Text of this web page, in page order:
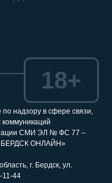
надзору в сфере связи,
СМИ ЭЛ № ФС 77 –
«БЕРДСК ОНЛАЙН»
г. Бердск, ул.
11-44
18+